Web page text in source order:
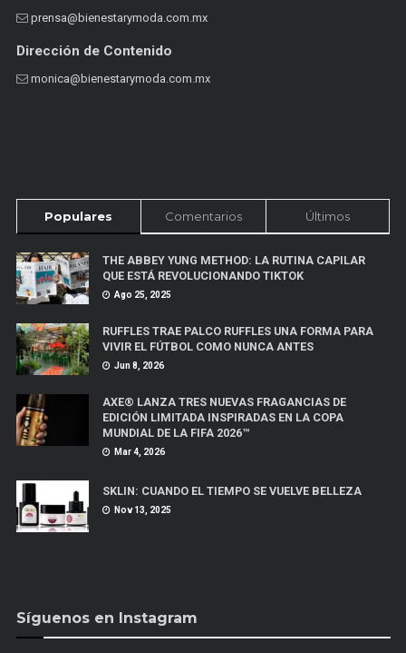
prensa@bienestarymoda.com.mx
Dirección de Contenido
monica@bienestarymoda.com.mx
Populares Comentarios Últimos
THE ABBEY YUNG METHOD: LA RUTINA CAPILAR
QUE ESTÁ REVOLUCIONANDO TIKTOK
Ago 25, 2025
RUFFLES TRAE PALCO RUFFLES UNA FORMA PARA
VIVIR EL FÚTBOL COMO NUNCA ANTES
Jun 8, 2026
AXE® LANZA TRES NUEVAS FRAGANCIAS DE
EDICIÓN LIMITADA INSPIRADAS EN LA COPA
MUNDIAL DE LA FIFA 2026™
Mar 4, 2026
SKLIN: CUANDO EL TIEMPO SE VUELVE BELLEZA
Nov 13, 2025
Síguenos en Instagram